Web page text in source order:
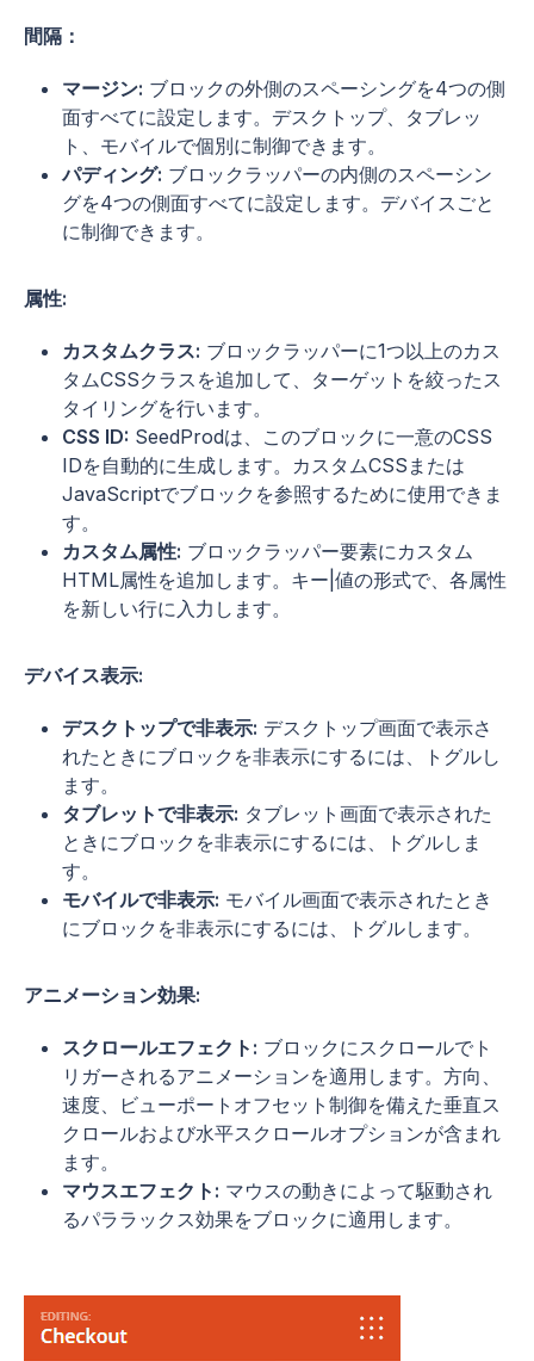
間隔：
マージン: ブロックの外側のスペーシングを4つの側
面すべてに設定します。デスクトップ、タブレッ
ト、モバイルで個別に制御できます。
パディング: ブロックラッパーの内側のスペーシン
グを4つの側面すべてに設定します。デバイスごと
に制御できます。
属性:
カスタムクラス: ブロックラッパーに1つ以上のカス
タムCSSクラスを追加して、ターゲットを絞ったス
タイリングを行います。
CSS ID: SeedProdは、このブロックに一意のCSS
IDを自動的に生成します。カスタムCSSまたは
JavaScriptでブロックを参照するために使用できま
す。
カスタム属性: ブロックラッパー要素にカスタム
HTML属性を追加します。キー|値の形式で、各属性
を新しい行に入力します。
デバイス表示:
デスクトップで非表示: デスクトップ画面で表示さ
れたときにブロックを非表示にするには、トグルし
ます。
タブレットで非表示: タブレット画面で表示された
ときにブロックを非表示にするには、トグルしま
す。
モバイルで非表示: モバイル画面で表示されたとき
にブロックを非表示にするには、トグルします。
アニメーション効果:
スクロールエフェクト: ブロックにスクロールでト
リガーされるアニメーションを適用します。方向、
速度、ビューポートオフセット制御を備えた垂直ス
クロールおよび水平スクロールオプションが含まれ
ます。
マウスエフェクト: マウスの動きによって駆動され
るパララックス効果をブロックに適用します。